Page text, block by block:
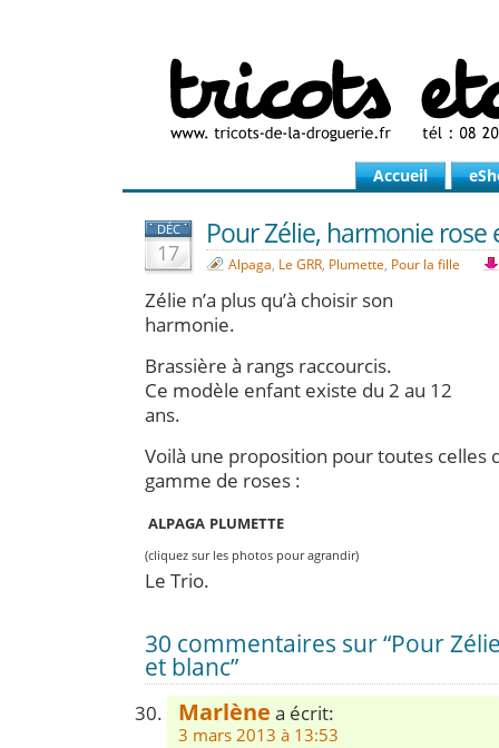
Accueil
DÉC
17
Pour Zélie, harmonie rose
Alpaga, Le GRR, Plumette, Pour la fille
Zélie n’a plus qu’à choisir son
harmonie.
Brassière à rangs raccourcis.
Ce modèle enfant existe du 2 au 12
ans.
Voilà une proposition pour toutes celles
gamme de roses :
ALPAGA PLUMETTE
(cliquez sur les photos pour agrandir)
Le Trio.
30 commentaires sur “Pour
et blanc”
Marlène a écrit:
3 mars 2013 à 13:53